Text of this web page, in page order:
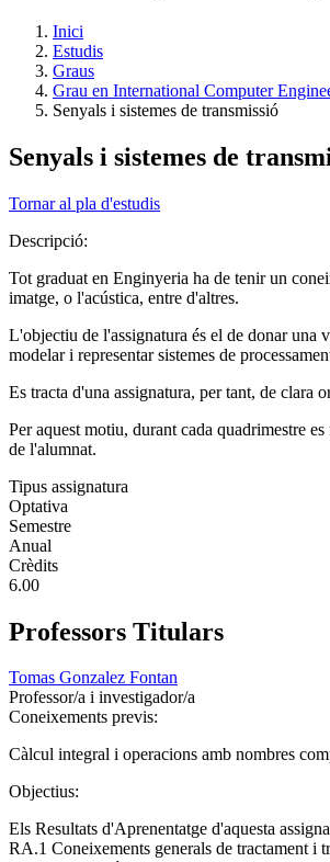
Inici
Estudis
Graus
Grau en International Computer
Senyals i sistemes de transmissió
Senyals i sistemes de
Tornar al pla d'estudis
Descripció:
Tot graduat en Enginyeria ha de tenir un
imatge, o l'acústica, entre d'altres.
L'objectiu de l'assignatura és el de donar una
modelar i representar sistemes de
Es tracta d'una assignatura, per tant, de clara
Per aquest motiu, durant cada quadrimestre
de l'alumnat.
Tipus assignatura
Optativa
Semestre
Anual
Crèdits
6.00
Professors Titulars
Tomas Gonzalez Fontan
Professor/a i investigador/a
Coneixements previs:
Càlcul integral i operacions amb nombres
Objectius:
Els Resultats d'Aprenentatge d'aquesta
RA.1 Coneixements generals de tractament i